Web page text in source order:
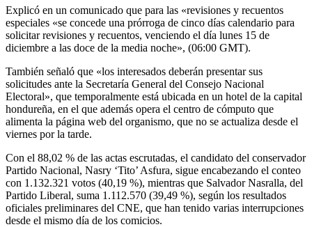
Explicó en un comunicado que para las «revisiones y recuentos
especiales «se concede una prórroga de cinco días calendario para
solicitar revisiones y recuentos, venciendo el día lunes 15 de
diciembre a las doce de la media noche», (06:00 GMT).
También señaló que «los interesados deberán presentar sus
solicitudes ante la Secretaría General del Consejo Nacional
Electoral», que temporalmente está ubicada en un hotel de la capital
hondureña, en el que además opera el centro de cómputo que
alimenta la página web del organismo, que no se actualiza desde el
viernes por la tarde.
Con el 88,02 % de las actas escrutadas, el candidato del conservador
Partido Nacional, Nasry ‘Tito’ Asfura, sigue encabezando el conteo
con 1.132.321 votos (40,19 %), mientras que Salvador Nasralla, del
Partido Liberal, suma 1.112.570 (39,49 %), según los resultados
oficiales preliminares del CNE, que han tenido varias interrupciones
desde el mismo día de los comicios.